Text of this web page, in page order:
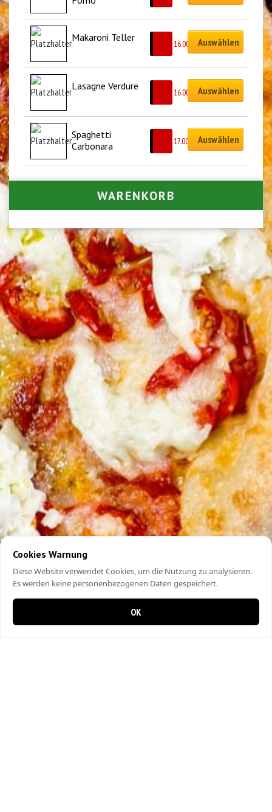
Makaroni Teller
16.00 Auswählen
Lasagne Verdure
16.00 Auswählen
Spaghetti
Carbonara
17.00 Auswählen
WARENKORB
Cookies Warnung
Diese Website verwendet Cookies, um die Nutzung zu analysieren.
Es werden keine personenbezogenen Daten gespeichert.
OK